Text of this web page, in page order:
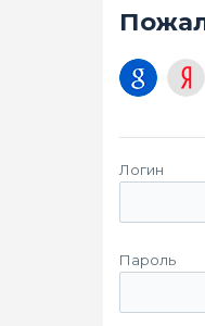
Логин
Пароль